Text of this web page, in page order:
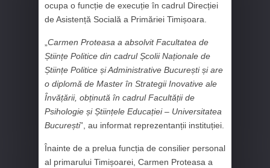
ocupa o funcție de execuție în cadrul Direcției
de Asistență Socială a Primăriei Timișoara.
„Carmen Proteasa a absolvit Facultatea de
Științe Politice din cadrul Școlii Naționale de
Științe Politice și Administrative București și are
o diplomă de Master în Strategii Inovative ale
Învățării, obținută în cadrul Facultății de
Psihologie și Științele Educației – Universitatea
București”, au informat reprezentanții instituției.
Înainte de a prelua funcția de consilier personal
al primarului Timișoarei, Carmen Proteasa a